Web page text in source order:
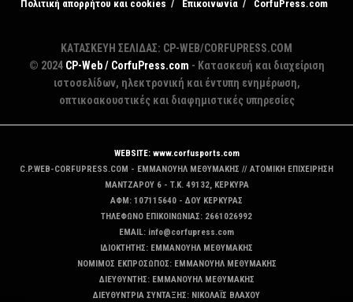
Πολιτική απορρήτου και cookies
Επικοινωνία CorfuPress.com
ΚΑΤΑΣΚΕΥΗ ΣΕΛΙΔΑΣ: CP-WEB/CORFUPRESS.COM
© 2024 CP-Web / CorfuPress.com - Κατασκευή και διαχείριση
ιστοσελίδων, ηλεκτρονική και έντυπη ενημέρωση,
οπτικοακουστικές και διαφημιστικές υπηρεσίες
WEBSITE: www.corfusports.com
C.P.WEB-CORFUPRESS.COM - ΕΜΜΑΝΟΥΗΛ ΜΕΘΥΜΑΚΗΣ // ΑΤΟΜΙΚΗ ΕΠΙΧΕΙΡΗΣΗ
MANTZAΡΟΥ 6 - T.K. 49132, ΚΕΡΚΥΡΑ
ΑΦΜ: 107115640 - ΔΟΥ ΚΕΡΚΥΡΑΣ
ΤΗΛΕΦΩΝΟ ΕΠΙΚΟΙΝΩΝΙΑΣ: 2661026992
EMAIL: info@corfupress.com
ΙΔΙΟΚΤΗΤΗΣ: EMMANOYΗΛ ΜΕΘΥΜΑΚΗΣ
ΝΟΜΙΜΟΣ ΕΚΠΡΟΣΩΠΟΣ: EMMANOYΗΛ ΜΕΘΥΜΑΚΗΣ
ΔΙΕΥΘΥΝΤΗΣ: EMMANOYΗΛ ΜΕΘΥΜΑΚΗΣ
ΔΙΕΥΘΥΝΤΡΙΑ ΣΥΝΤΑΞΗΣ: ΝΙΚΟΛΑΪΣ ΒΛΑΧΟΥ